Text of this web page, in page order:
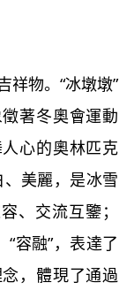
物。“冰墩墩”
著冬奧會運動
心的奧林匹克
、美麗，是冰雪
、交流互鑒；
容融”，表達了
，體現了通過